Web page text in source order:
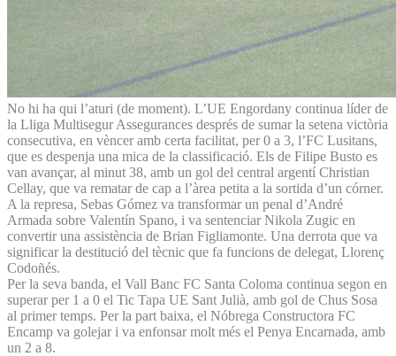
No hi ha qui l’aturi (de moment). L’UE Engordany continua líder de
la Lliga Multisegur Assegurances després de sumar la setena victòria
consecutiva, en vèncer amb certa facilitat, per 0 a 3, l’FC Lusitans,
que es despenja una mica de la classificació. Els de Filipe Busto es
van avançar, al minut 38, amb un gol del central argentí Christian
Cellay, que va rematar de cap a l’àrea petita a la sortida d’un córner.
A la represa, Sebas Gómez va transformar un penal d’André
Armada sobre Valentín Spano, i va sentenciar Nikola Zugic en
convertir una assistència de Brian Figliamonte. Una derrota que va
significar la destitució del tècnic que fa funcions de delegat, Llorenç
Codoñés.
Per la seva banda, el Vall Banc FC Santa Coloma continua segon en
superar per 1 a 0 el Tic Tapa UE Sant Julià, amb gol de Chus Sosa
al primer temps. Per la part baixa, el Nóbrega Constructora FC
Encamp va golejar i va enfonsar molt més el Penya Encarnada, amb
un 2 a 8.